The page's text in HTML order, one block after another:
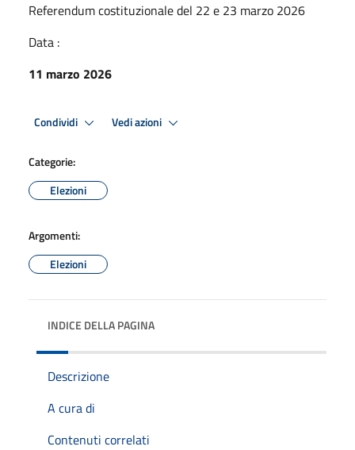
Referendum costituzionale del 22 e 23 marzo 2026
Data :
11 marzo 2026
Condividi Vedi azioni
Categorie:
Elezioni
Argomenti:
Elezioni
INDICE DELLA PAGINA
Descrizione
A cura di
Contenuti correlati